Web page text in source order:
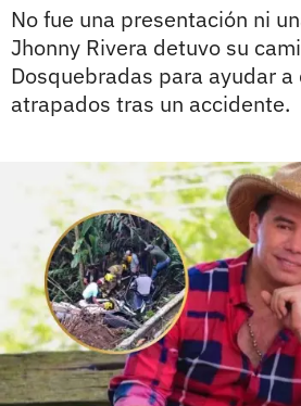
No fue una presentación ni
Jhonny Rivera detuvo su
Dosquebradas para ayudar
atrapados tras un accidente.